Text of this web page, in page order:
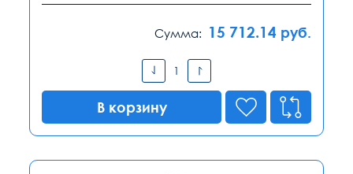
Сумма: 15 712.14 руб.
В корзину